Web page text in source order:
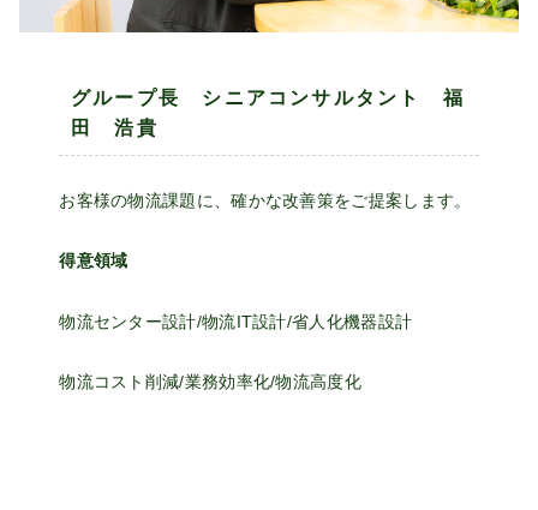
グループ長 シニアコンサルタント 福
田 浩貴
お客様の物流課題に、確かな改善策をご提案します。
得意領域
物流センター設計/物流IT設計/省人化機器設計
物流コスト削減/業務効率化/物流高度化